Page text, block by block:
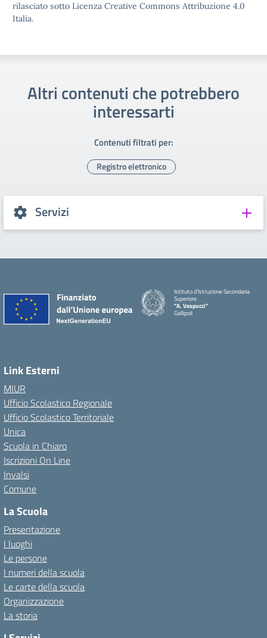
rilasciato sotto Licenza Creative Commons Attribuzione 4.0
Italia.
Altri contenuti che potrebbero
interessarti
Contenuti filtrati per:
Registro elettronico
Servizi
Istituto d'Istruzione Secondaria
Superiore
"A. Vespucci"
Gallipoli
Link Esterni
MIUR
Ufficio Scolastico Regionale
Ufficio Scolastico Territoriale
Unica
Scuola in Chiaro
Iscrizioni On Line
Invalsi
Comune
La Scuola
Presentazione
I luoghi
Le persone
I numeri della scuola
Le carte della scuola
Organizzazione
La storia